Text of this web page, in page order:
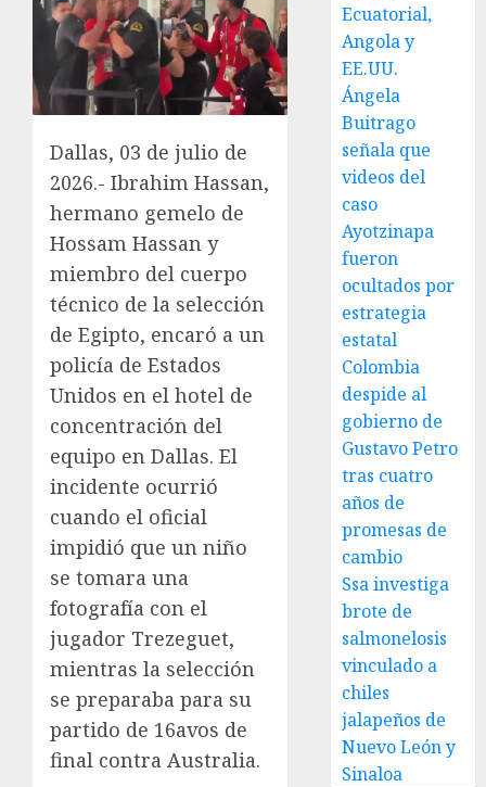
Dallas, 03 de julio de
2026.- Ibrahim Hassan,
hermano gemelo de
Hossam Hassan y
miembro del cuerpo
técnico de la selección
de Egipto, encaró a un
policía de Estados
Unidos en el hotel de
concentración del
equipo en Dallas. El
incidente ocurrió
cuando el oficial
impidió que un niño
se tomara una
fotografía con el
jugador Trezeguet,
mientras la selección
se preparaba para su
partido de 16avos de
final contra Australia.
Ecuatorial,
Angola y
EE.UU.
Ángela
Buitrago
señala que
videos del
caso
Ayotzinapa
fueron
ocultados por
estrategia
estatal
Colombia
despide al
gobierno de
Gustavo Petro
tras cuatro
años de
promesas de
cambio
Ssa investiga
brote de
salmonelosis
vinculado a
chiles
jalapeños de
Nuevo León y
Sinaloa